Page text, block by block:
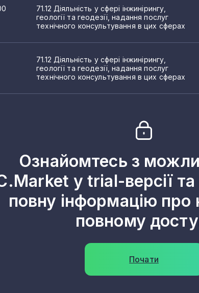
71.12 Діяльність у сфері інжинірингу,
геології та геодезії, надання послуг
технічного консультування в цих сферах
71.12 Діяльність у сфері інжинірингу,
геології та геодезії, надання послуг
технічного консультування в цих сферах
Ознайомтесь з
у trial-версії
повну інформацію про
повному
Почати